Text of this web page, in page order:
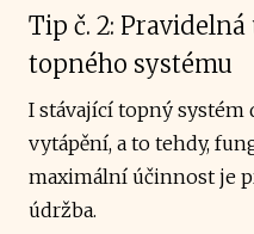
Tip č. 2:
topného systému
I stávající topný systém
vytápění, a to tehdy,
maximální účinnost je
údržba.